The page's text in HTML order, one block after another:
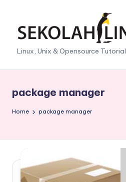
S
e
l
L
Linux, Unix & Opensource Tutorial
package manager
Home package manager